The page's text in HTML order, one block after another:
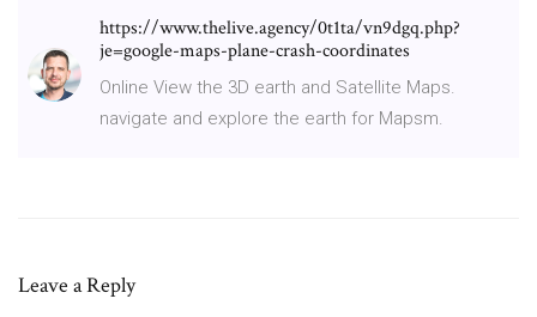
https://www.thelive.agency/0t1ta/vn9dgq.php?
je=google-maps-plane-crash-coordinates
Online View the 3D earth and Satellite Maps.
navigate and explore the earth for Mapsm.
Leave a Reply